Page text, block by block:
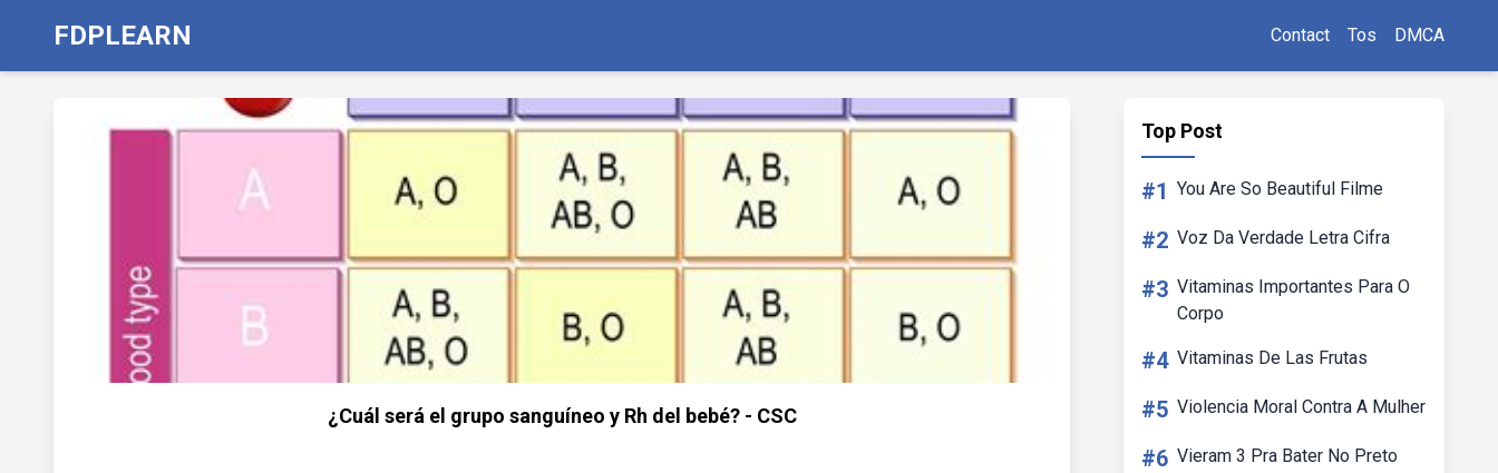
FDPLEARN Contact Tos DMCA
¿Cuál será el grupo sanguíneo y Rh del bebé? - CSC
Top Post
#1 You Are So Beautiful Filme
#2 Voz Da Verdade Letra Cifra
#3 Vitaminas Importantes Para O
Corpo
#4 Vitaminas De Las Frutas
#5 Violencia Moral Contra A Mulher
#6 Vieram 3 Pra Bater No Preto